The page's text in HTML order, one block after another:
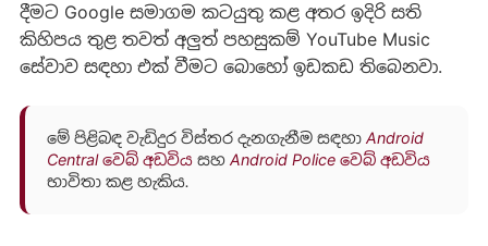
දීමට Google සමාගම කටයුතු කළ අතර ඉදිරි සති
කිහිපය තුළ තවත් අලුත් පහසුකම් YouTube Music
සේවාව සඳහා එක් වීමට ‍බොහෝ ඉඩකඩ තිබෙනවා.
මේ පිළිබඳ වැඩිදුර විස්තර දැනගැනීම සඳහා Android
Central වෙබ් අඩවියසහ Android Police වෙබ් අඩවිය
භාවිතා කළ හැකිය.